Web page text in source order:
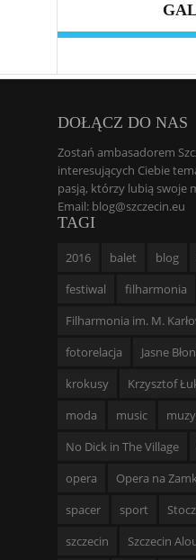
DOŁĄCZ DO NAS
Zostań ambasadorem
interesujących Ciebie
pasją, którzy lubią swoje
Email: blog@szczecin.eu
TAGI
2016 balet blog
festiwal
filharmonia
Filharmonia im. M.
fotorelacja
Jasne
krokusy
Krzysztof
moda
music
No Dick in The Village
opera
Opera na
spacer
sport
szczecin
Szczecin